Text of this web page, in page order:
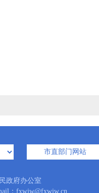
政府办公室
：fxwjw@fxwjw.cn